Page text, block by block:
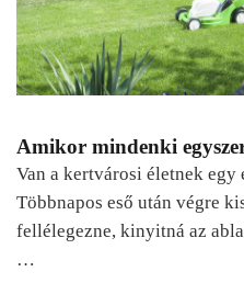
Amikor mindenki
Van a kertvárosi életnek egy
Többnapos eső után végre
fellélegezne, kinyitná az
…